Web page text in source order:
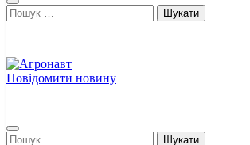
Пошук:
Повідомити новину
Пошук: